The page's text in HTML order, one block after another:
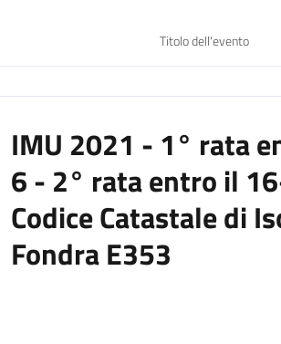
Titolo dell'evento
IMU 2021 - 1° rata
6 - 2° rata entro il
Codice Catastale di
Fondra E353